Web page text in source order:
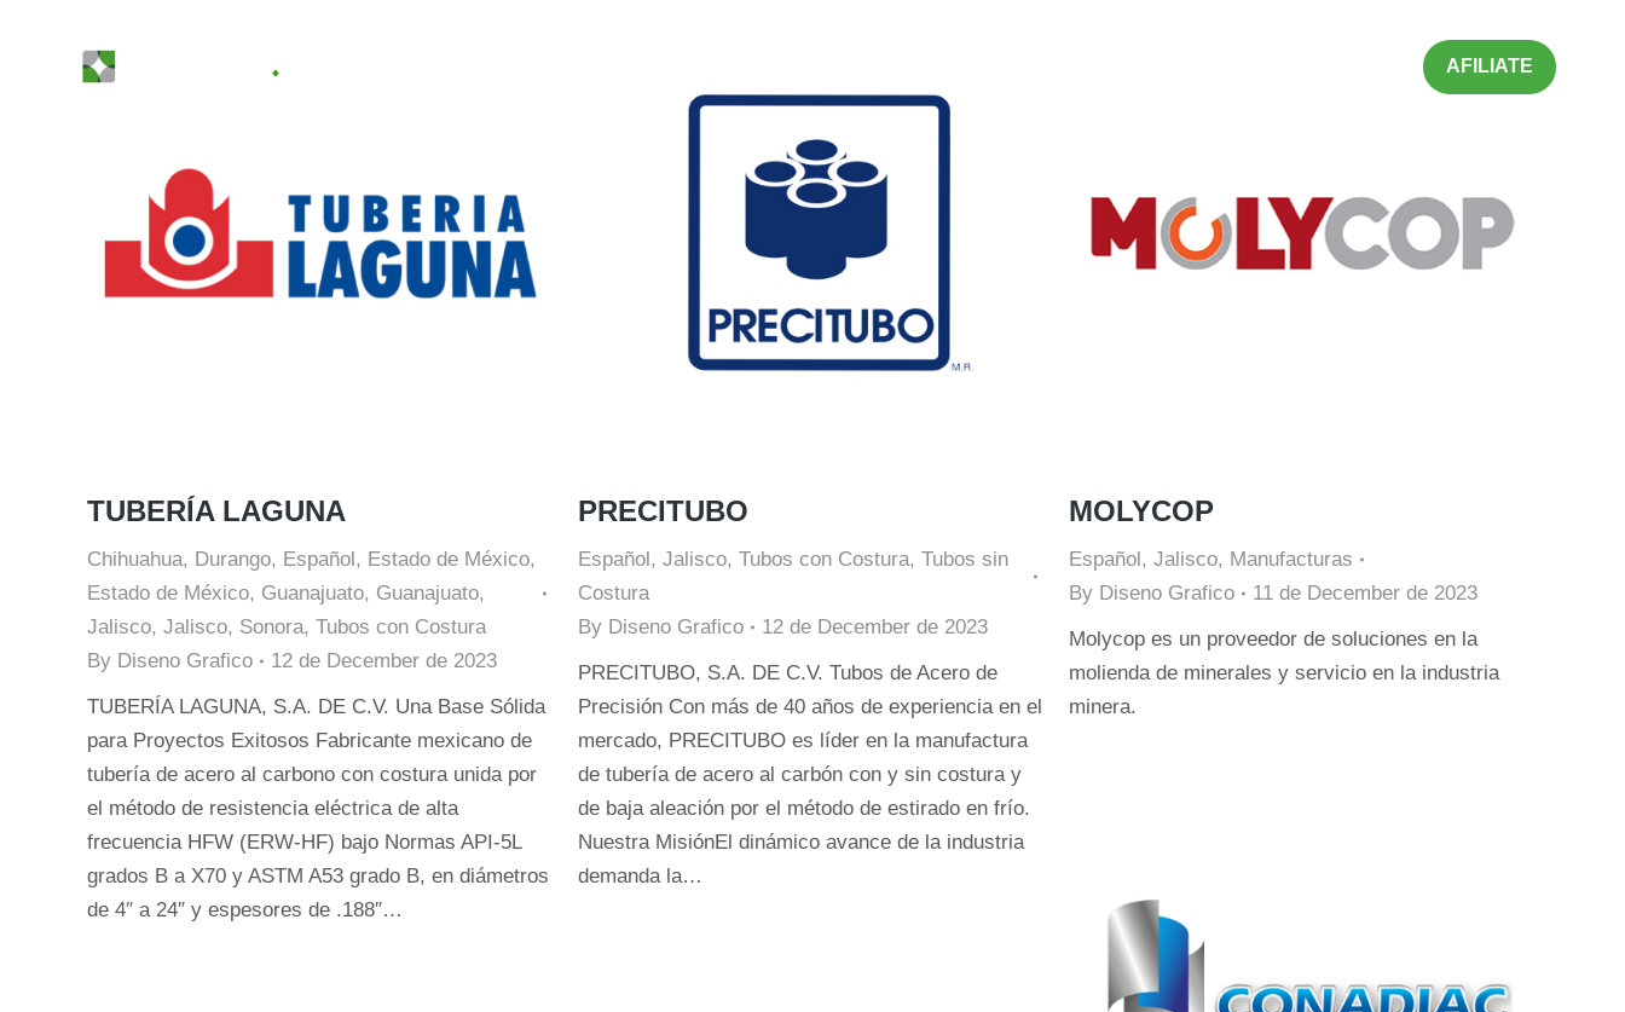
AFILIATE
TUBERÍA LAGUNA
Chihuahua, Durango, Español, Estado de México,
Estado de México, Guanajuato, Guanajuato,
Jalisco, Jalisco, Sonora, Tubos con Costura
By Diseno Grafico
12 de December de 2023
TUBERÍA LAGUNA, S.A. DE C.V. Una Base Sólida
para Proyectos Exitosos Fabricante mexicano de
tubería de acero al carbono con costura unida por
el método de resistencia eléctrica de alta
frecuencia HFW (ERW-HF) bajo Normas API-5L
grados B a X70 y ASTM A53 grado B, en diámetros
de 4″ a 24″ y espesores de .188″…
PRECITUBO
Español, Jalisco, Tubos con Costura, Tubos sin
Costura
By Diseno Grafico
12 de December de 2023
PRECITUBO, S.A. DE C.V. Tubos de Acero de
Precisión Con más de 40 años de experiencia en el
mercado, PRECITUBO es líder en la manufactura
de tubería de acero al carbón con y sin costura y
de baja aleación por el método de estirado en frío.
Nuestra MisiónEl dinámico avance de la industria
demanda la…
MOLYCOP
Español, Jalisco, Manufacturas
By Diseno Grafico
11 de December de 2023
Molycop es un proveedor de soluciones en la
molienda de minerales y servicio en la industria
minera.